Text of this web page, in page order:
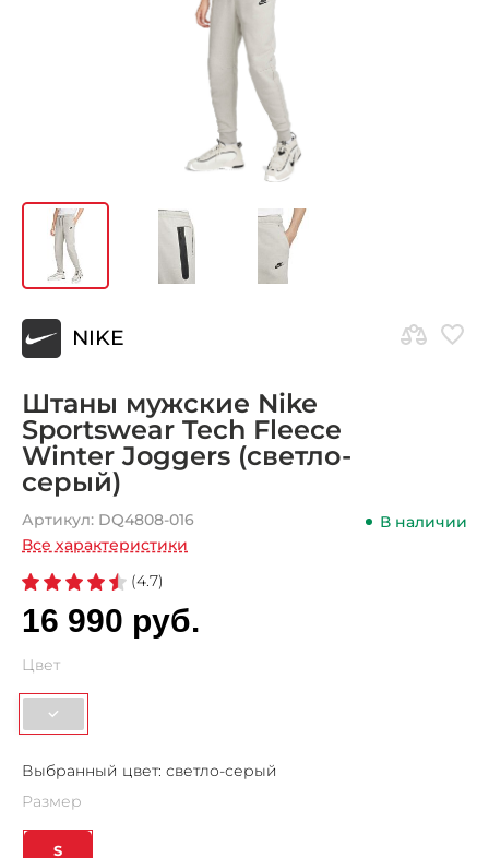
NIKE
Штаны мужские Nike
Sportswear Tech Fleece
Winter Joggers (светло-
серый)
Артикул: DQ4808-016
В наличии
Все характеристики
(4.7)
16 990 руб.
Цвет
Выбранный цвет: светло-серый
Размер
S